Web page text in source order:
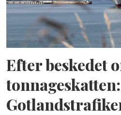
Efter beskedet